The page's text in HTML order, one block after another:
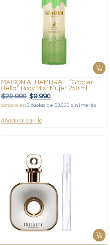
MAISON ALHAMBRA – “Glacier
Bella” Body Mist Mujer 250 ml
$20.990 $9.990
compra en 3 cuotas de $3.330 sin interés
Añadir al carrito